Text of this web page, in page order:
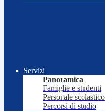
Servizi
Panoramica
Famiglie e studenti
Personale scolastico
Percorsi di studio